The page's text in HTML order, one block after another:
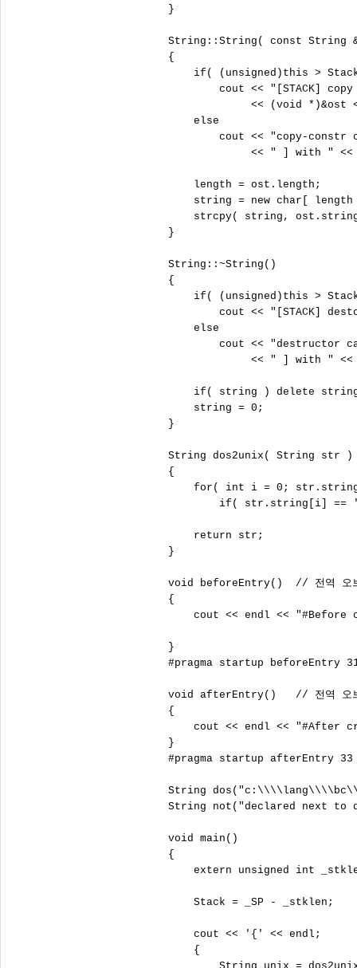
}
String::String( const String
{
if( (unsigned)this > Stack
cout << "[STACK]
<< (void *)&ost
     else
cout << "copy-constr
<< " ] with "
     length = ost.length;
string = new char[ length
strcpy( string,
}
String::~String()
{
if( (unsigned)this >
cout << "[STACK]
     else
cout << "destructor
<< " ] with "
if( string ) delete
     string = 0;
}
String dos2unix( String str )
{
for( int i = 0;
if( str.string[i] ==
     return str;
}
void beforeEntry()  // 전역 오브
{
cout << endl << "#Before
}
#pragma startup beforeEntry
void afterEntry()   // 전역 오브
{
cout << endl << "#After
}
#pragma startup afterEntry 33
String
String not("declared next to
void main()
{
extern unsigned int
Stack = _SP - _stklen;
     cout << '{' << endl;
     {